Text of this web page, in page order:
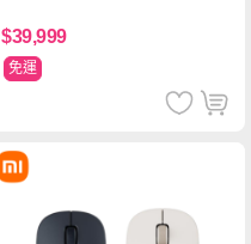
X5060/Win11)
$39,999
免運